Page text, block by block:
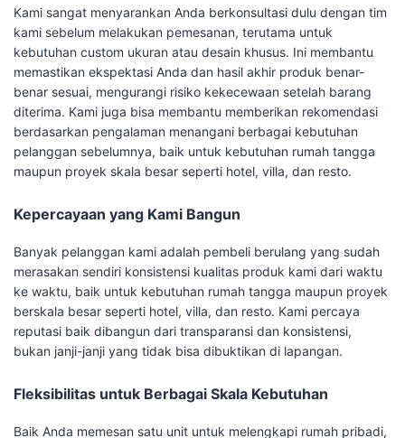
Kami sangat menyarankan Anda berkonsultasi dulu dengan tim
kami sebelum melakukan pemesanan, terutama untuk
kebutuhan custom ukuran atau desain khusus. Ini membantu
memastikan ekspektasi Anda dan hasil akhir produk benar-
benar sesuai, mengurangi risiko kekecewaan setelah barang
diterima. Kami juga bisa membantu memberikan rekomendasi
berdasarkan pengalaman menangani berbagai kebutuhan
pelanggan sebelumnya, baik untuk kebutuhan rumah tangga
maupun proyek skala besar seperti hotel, villa, dan resto.
Kepercayaan yang Kami Bangun
Banyak pelanggan kami adalah pembeli berulang yang sudah
merasakan sendiri konsistensi kualitas produk kami dari waktu
ke waktu, baik untuk kebutuhan rumah tangga maupun proyek
berskala besar seperti hotel, villa, dan resto. Kami percaya
reputasi baik dibangun dari transparansi dan konsistensi,
bukan janji-janji yang tidak bisa dibuktikan di lapangan.
Fleksibilitas untuk Berbagai Skala Kebutuhan
Baik Anda memesan satu unit untuk melengkapi rumah pribadi,